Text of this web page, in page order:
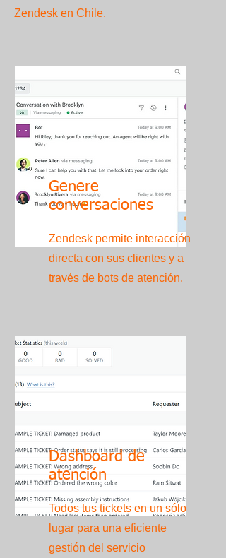
Zendesk en Chile.
Genere
conversaciones
Zendesk permite interacción
directa con sus clientes y a
través de bots de atención.
Dashboard de
atención
Todos tus tickets en un sólo
lugar para una eficiente
gestión del servicio